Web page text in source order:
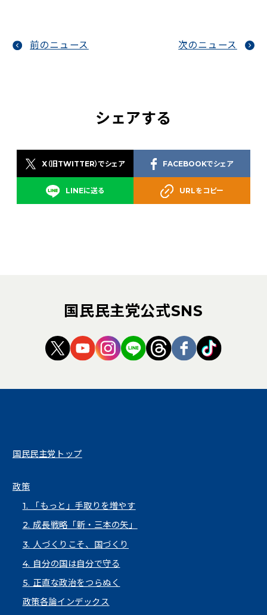
前のニュース 次のニュース
シェアする
X（旧TWITTER）でシェア
LINEに送る
FACEBOOKでシェア
URLをコピー
国民民主党公式SNS
（新しいタブで開く）
（新しいタブで開く）
（新しいタブで開く）
（新しいタブで開く）
（新しいタブで開
（新しいタブ
（新しい
国民民主党トップ
政策
1. 「もっと」手取りを増やす
2. 成長戦略「新・三本の矢」
3. 人づくりこそ、国づくり
4. 自分の国は自分で守る
5. 正直な政治をつらぬく
政策各論インデックス